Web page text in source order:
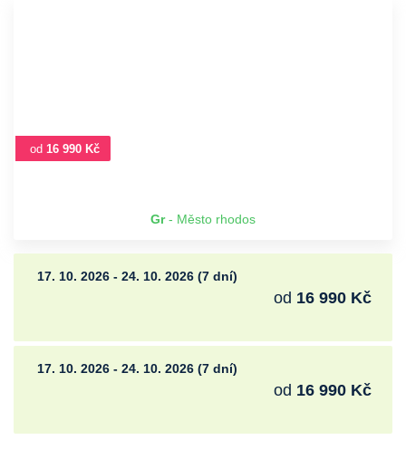
od 16 990 Kč
Gr- Město rhodos
17. 10. 2026 - 24. 10. 2026 (7 dní)
od 16 990 Kč
17. 10. 2026 - 24. 10. 2026 (7 dní)
od 16 990 Kč